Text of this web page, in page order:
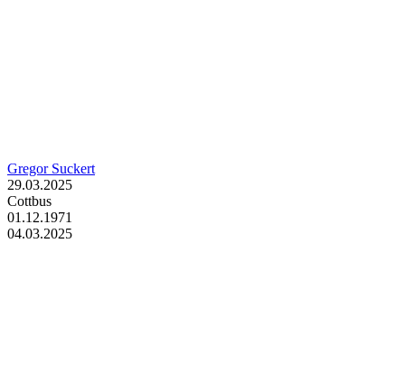
Gregor Suckert
29.03.2025
Cottbus
01.12.1971
04.03.2025